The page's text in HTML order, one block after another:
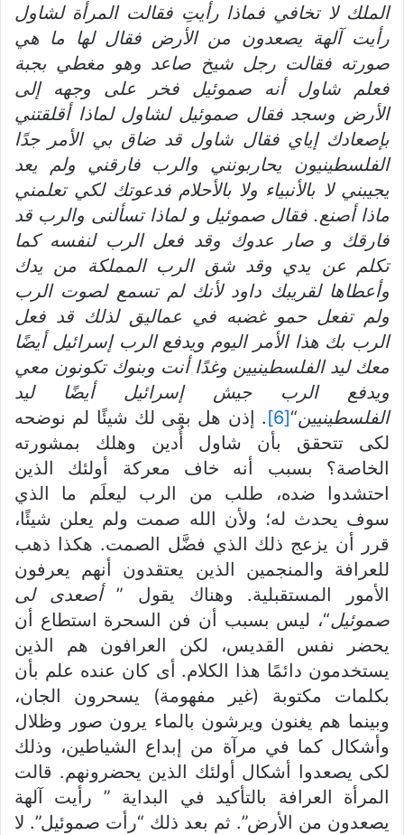
الملك لا تخافي فماذا رأيت فقالت المرأة لشاول
رأيت آلهة يصعدون من الأرض فقال لها ما هي
صورته فقالت رجل شيخ صاعد وهو مغطي بجبة
فعلم شاول أنه صموئيل فخر على وجههإلى
الرض وسجد فقال صموئيل لشاول لماذاأقلقتني
بإصعادك إياي فقال شاول قد ضاق بي الأمر جدًا
الفلسطينيون يحاربونني والرب فارقني ولم يعد
يجيبني لا بالأنبياء ولا بالأحلام فدعوتك لكي تعلمني
ماذا أصنع. فقال صموئيل و لماذا تسألنى والرب قد
فارقك و صار عدوك وقد فعل الرب لنفسه كما
تكلم عن يدي وقد شق الرب المملكة من يدك
وأعطاها لقريبك داود لأنك لم تسمع لصوت الرب
ولم تفعل حمو غضبه في عماليق لذلك قد فعل
الرب بك هذا الأمر اليوم ويدفع الرب إسرائيل أيضًا
معك ليد الفلسطينيين وغدًا أنت وبنوك تكونون معي
ويدفع الرب جيش إسرائيل أيضًا ليد
الفلسطينيين“
[6]
. إذن هل بقى لك شيئًا لم نوضحه
لكى تتحقق بأن شاول أُدين وهلك بمشورته
الخاصة؟ بسبب أنه خاف معركة أولئك الذين
احتشدوا ضده، طلب من الرب ليعلَم ما الذي
سوف يحدث له؛ ولأن الله صمت ولم يعلن شيئًا،
قرر أن يزعج ذلك الذي فضَّل الصمت. هكذا ذهب
للعرافة والمنجمين الذين يعتقدون أنهم يعرفون
الأمور المستقبلية. وهناك يقول ”أصعدى
لى
صموئيل“، ليس بسبب أن فن السحرة استطاع أن
يحضر نفس القديس، لكن العرافون هم الذين
يستخدمون دائمًا هذا الكلام. أى كان عنده علم بأن
بكلمات مكتوبة (غير مفهومة) يسحرون الجان،
وبينما هم يغنون ويرشون بالماء يرون صور وظلال
وأشكال كما في مرآة من إبداع الشياطين، وذلك
لكى يصعدوا أشكال أولئك الذين يحضرونهم. قالت
المرأة العرافة بالتأكيد في البداية ” رأيت آلهة
يصعدون من الأرض”. ثم بعد ذلك “رأت صموئيل”. لا